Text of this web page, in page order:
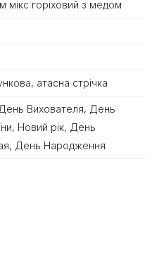
мікс горіховий з медом
атасна стрічка
Вихователя, День
Новий рік, День
День Народження